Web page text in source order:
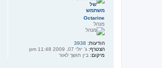
Octarine
מנהל
הודעות: 3938
הצטרף: ג' יולי 07, 2009 11:48 pm
מיקום: בין חושך לאור